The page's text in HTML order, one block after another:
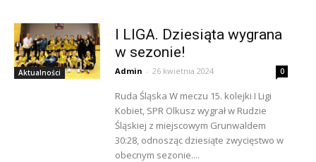
Aktualności
I LIGA. Dziesiąta wygrana
w sezonie!
Admin - 26 kwietnia 2024 0
Ruda Śląska W meczu 15. kolejki I Ligi
Kobiet, SPR Olkusz wygrał w Rudzie
Śląskiej z miejscowym Grunwaldem
30:28, odnosząc dziesiąte zwycięstwo w
obecnym sezonie....